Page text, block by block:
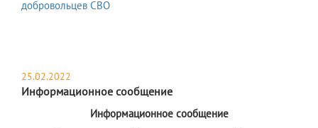
25.02.2022
Информационное сообщение
Информационное сообщение